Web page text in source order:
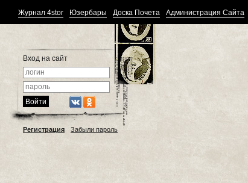
Журнал 4stor Юзербары Доска Почета Администрация Сайта
Вход на сайт
Регистрация Забыли пароль